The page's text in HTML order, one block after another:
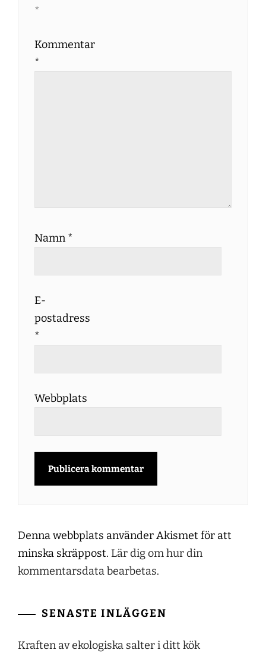
*
Kommentar
*
Namn *
E-
postadress
*
Webbplats
Denna webbplats använder Akismet för att
minska skräppost. Lär dig om hur din
kommentarsdata bearbetas.
SENASTE INLÄGGEN
Kraften av ekologiska salter i ditt kök